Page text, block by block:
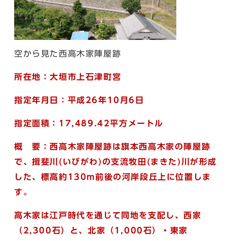
空から見た西高木家陣屋跡
所在地 ：大垣市上石津町宮
指定年月日：平成26年10月6日
指定面積 ：17,489.42平方メートル
概 要：西高木家陣屋跡は旗本西高木家の陣屋跡
で、揖斐川(いびがわ) の支流牧田(まきた) 川が形成
した、標高約130m前後の河岸段丘上に位置しま
す。
高木家は江戸時代を通じて同地を支配し、西家
（2,300石）と、北家（1,000石）・東家